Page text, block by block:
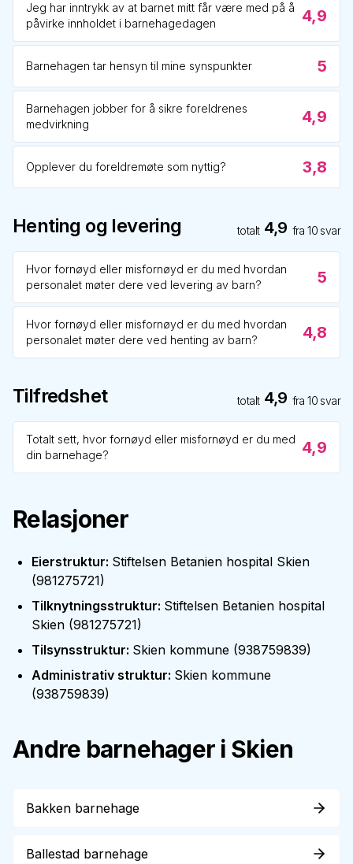
Jeg har inntrykk av at barnet mitt får være med på å
påvirke innholdet i barnehagedagen
4,9
Barnehagen tar hensyn til mine synspunkter 5
Barnehagen jobber for å sikre foreldrenes
medvirkning
4,9
Opplever du foreldremøte som nyttig? 3,8
Henting og levering totalt 4,9 fra10 svar
Hvor fornøyd eller misfornøyd er du med hvordan
personalet møter dere ved levering av barn?
5
Hvor fornøyd eller misfornøyd er du med hvordan
personalet møter dere ved henting av barn?
4,8
Tilfredshet totalt 4,9 fra10 svar
Totalt sett, hvor fornøyd eller misfornøyd er du med
din barnehage?
4,9
Relasjoner
Eierstruktur: Stiftelsen Betanien hospital Skien
(981275721)
Tilknytningsstruktur: Stiftelsen Betanien hospital
Skien (981275721)
Tilsynsstruktur: Skien kommune (938759839)
Administrativ struktur: Skien kommune
(938759839)
Andre barnehager i Skien
Bakken barnehage
Ballestad barnehage